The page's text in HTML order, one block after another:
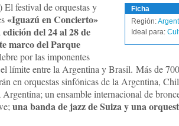
Ficha
Región:
Ideal para:
El festival de orquestas y
«Iguazú en Concierto»
del 24 al 28 de
marco del Parque
por las imponentes
el límite entre la Argentina y Brasil. Más de
en orquestas sinfónicas de la Argentina,
un ensamble internacional de
una banda de jazz de Suiza y una